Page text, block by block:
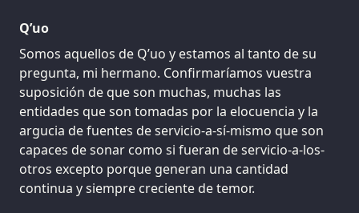
Q’uo
Somos aquellos de Q’uo y estamos al tanto de su
pregunta, mi hermano. Confirmaríamos vuestra
suposición de que son muchas, muchas las
entidades que son tomadas por la elocuencia y la
argucia de fuentes de servicio-a-sí-mismo que son
capaces de sonar como si fueran de servicio-a-los-
otros excepto porque generan una cantidad
continua y siempre creciente de temor.